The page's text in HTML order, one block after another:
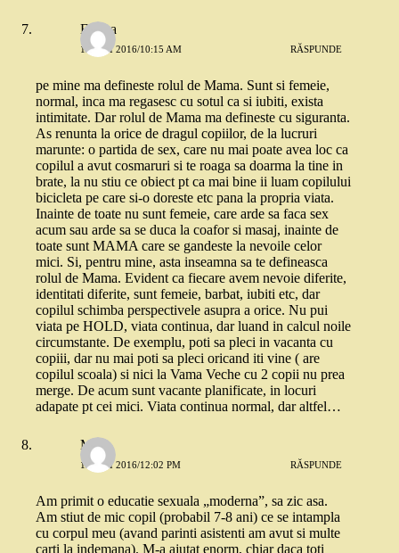
Emma
12 MAI 2016/10:15 AM RĂSPUNDE
pe mine ma defineste rolul de Mama. Sunt si femeie,
normal, inca ma regasesc cu sotul ca si iubiti, exista
intimitate. Dar rolul de Mama ma defineste cu siguranta.
As renunta la orice de dragul copiilor, de la lucruri
marunte: o partida de sex, care nu mai poate avea loc ca
copilul a avut cosmaruri si te roaga sa doarma la tine in
brate, la nu stiu ce obiect pt ca mai bine ii luam copilului
bicicleta pe care si-o doreste etc pana la propria viata.
Inainte de toate nu sunt femeie, care arde sa faca sex
acum sau arde sa se duca la coafor si masaj, inainte de
toate sunt MAMA care se gandeste la nevoile celor
mici. Si, pentru mine, asta inseamna sa te defineasca
rolul de Mama. Evident ca fiecare avem nevoie diferite,
identitati diferite, sunt femeie, barbat, iubiti etc, dar
copilul schimba perspectivele asupra a orice. Nu pui
viata pe HOLD, viata continua, dar luand in calcul noile
circumstante. De exemplu, poti sa pleci in vacanta cu
copiii, dar nu mai poti sa pleci oricand iti vine ( are
copilul scoala) si nici la Vama Veche cu 2 copii nu prea
merge. De acum sunt vacante planificate, in locuri
adapate pt cei mici. Viata continua normal, dar altfel…
Mara
12 MAI 2016/12:02 PM RĂSPUNDE
Am primit o educatie sexuala „moderna”, sa zic asa.
Am stiut de mic copil (probabil 7-8 ani) ce se intampla
cu corpul meu (avand parinti asistenti am avut si multe
carti la indemana). M-a ajutat enorm, chiar daca toti